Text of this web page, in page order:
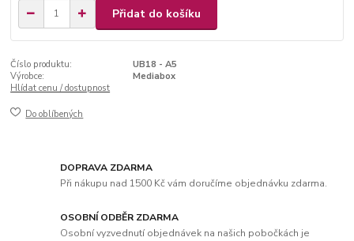
Přidat do košíku
Číslo produktu:
UB18 - A5
Výrobce:
Mediabox
Hlídat cenu / dostupnost
Do oblíbených
DOPRAVA ZDARMA
Při nákupu nad 1500 Kč vám doručíme objednávku zdarma.
OSOBNÍ ODBĚR ZDARMA
Osobní vyzvednutí objednávek na našich pobočkách je